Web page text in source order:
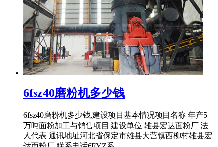
6fsz40磨粉机多少钱
6fsz40磨粉机多少钱,建设项目基本情况项目名称 年产5
万吨面粉加工与销售项目 建设单位 雄县宏达面粉厂 法
人代表 通讯地址河北省保定市雄县大营镇西柳村雄县宏